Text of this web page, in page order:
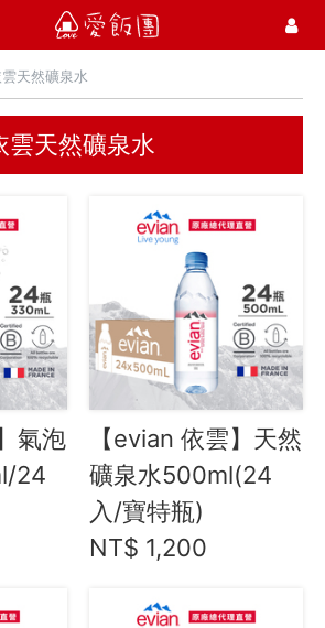
21
團
天然礦泉水
雲天然礦泉水
氣泡
24
【evian 依雲】天然
礦泉水500ml(24
入/寶特瓶)
NT$ 1,200